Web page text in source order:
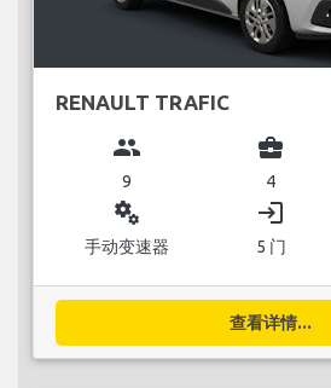
RENAULT TRAFIC
group
9
business_center
4
miscellaneous_services
手动变速器
login
5 门
查看详情...